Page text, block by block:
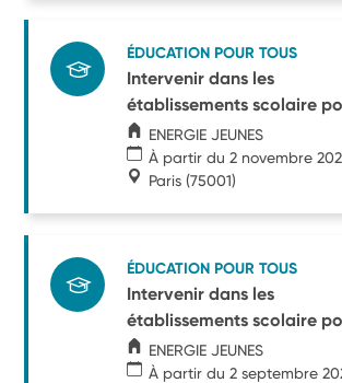
ÉDUCATION POUR TOUS
Intervenir dans les
établissements scolaire
ENERGIE JEUNES
À partir du 2 novembre
Paris (75001)
ÉDUCATION POUR TOUS
Intervenir dans les
établissements scolaire
ENERGIE JEUNES
À partir du 2 septembre